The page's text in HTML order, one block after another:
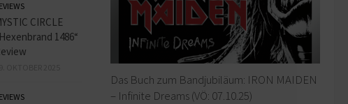
Das Buch zum Bandjubiläum: IRON MAIDEN
– Infinite Dreams (VÖ: 07.10.25)
CIRCLE
1486“